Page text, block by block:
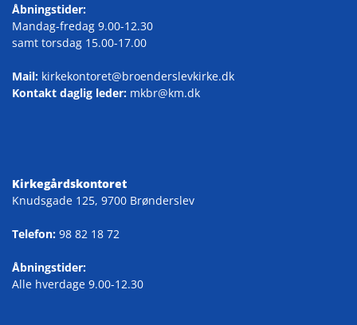
Åbningstider:
Mandag-fredag 9.00-12.30
samt torsdag 15.00-17.00
Mail: kirkekontoret@broenderslevkirke.dk
Kontakt daglig leder: mkbr@km.dk
Kirkegårdskontoret
Knudsgade 125, 9700 Brønderslev
Telefon: 98 82 18 72
Åbningstider:
Alle hverdage 9.00-12.30